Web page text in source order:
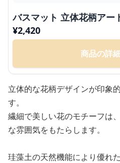
バスマット 立体花柄アー
¥2,420
商品の詳
立体的な花柄デザインが印象
す。
繊細で美しい花のモチーフは
な雰囲気をもたらします。
珪藻土の天然機能により優れ